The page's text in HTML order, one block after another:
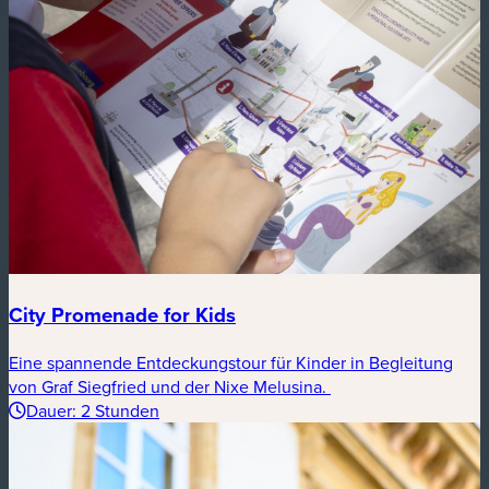
City Promenade for Kids
Eine spannende Entdeckungstour für Kinder in Begleitung
von Graf Siegfried und der Nixe Melusina.
Dauer: 2 Stunden